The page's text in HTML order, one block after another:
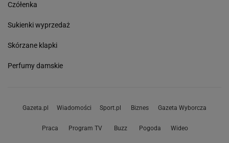
Czółenka
Sukienki wyprzedaż
Skórzane klapki
Perfumy damskie
Gazeta.pl Wiadomości Sport.pl Biznes Gazeta Wyborcza
Praca Program TV Buzz Pogoda Wideo